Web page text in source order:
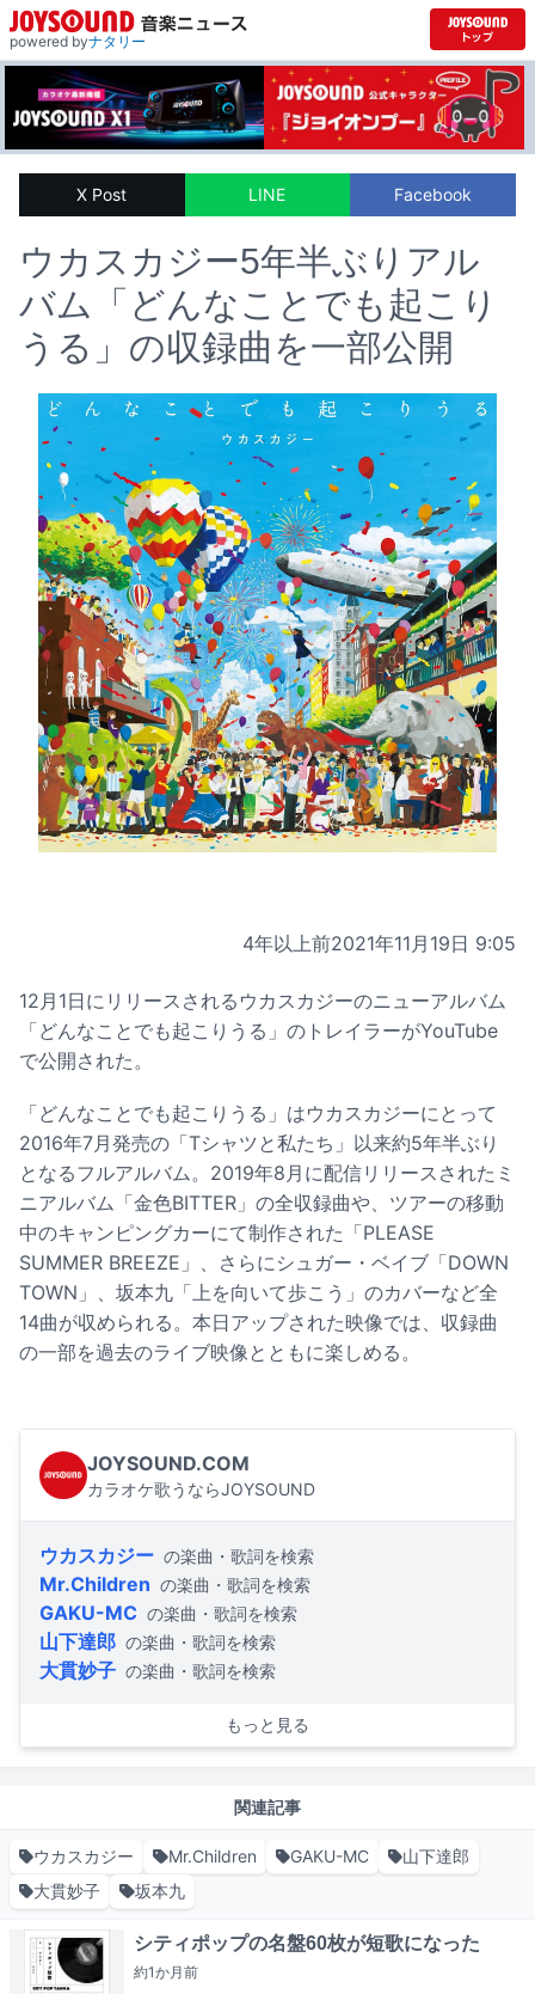
powered byナタリー
X Post LINE Facebook
ウカスカジー5年半ぶりアル
バム「どんなことでも起こり
うる」の収録曲を一部公開
4年以上前2021年11月19日 9:05
12月1日にリリースされるウカスカジーのニューアルバム
「どんなことでも起こりうる」のトレイラーがYouTube
で公開された。
「どんなことでも起こりうる」はウカスカジーにとって
2016年7月発売の「Tシャツと私たち」以来約5年半ぶり
となるフルアルバム。2019年8月に配信リリースされたミ
ニアルバム「金色BITTER」の全収録曲や、ツアーの移動
中のキャンピングカーにて制作された「PLEASE
SUMMER BREEZE」、さらにシュガー・ベイブ「DOWN
TOWN」、坂本九「上を向いて歩こう」のカバーなど全
14曲が収められる。本日アップされた映像では、収録曲
の一部を過去のライブ映像とともに楽しめる。
JOYSOUND.COM
カラオケ歌うならJOYSOUND
ウカスカジー の楽曲・歌詞を検索
Mr.Children の楽曲・歌詞を検索
GAKU-MC の楽曲・歌詞を検索
山下達郎 の楽曲・歌詞を検索
大貫妙子 の楽曲・歌詞を検索
もっと見る
関連記事
ウカスカジー Mr.Children GAKU-MC
山下達郎
大貫妙子
坂本九
シティポップの名盤60枚が短歌になった
約1か月前